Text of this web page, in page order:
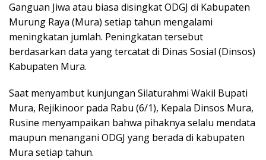
Ganguan Jiwa atau biasa disingkat ODGJ di Kabupaten
Murung Raya (Mura) setiap tahun mengalami
meningkatan jumlah. Peningkatan tersebut
berdasarkan data yang tercatat di Dinas Sosial (Dinsos)
Kabupaten Mura.
Saat menyambut kunjungan Silaturahmi Wakil Bupati
Mura, Rejikinoor pada Rabu (6/1), Kepala Dinsos Mura,
Rusine menyampaikan bahwa pihaknya selalu mendata
maupun menangani ODGJ yang berada di kabupaten
Mura setiap tahun.